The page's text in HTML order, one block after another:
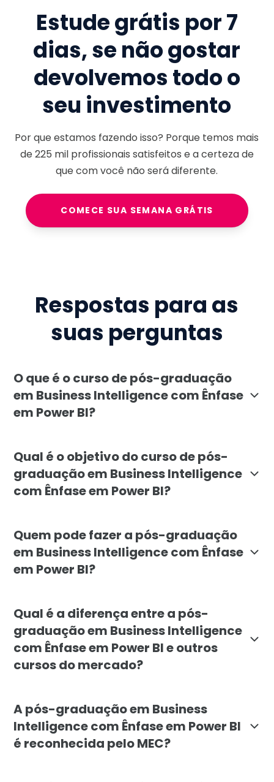
Estude grátis por 7
dias, se não gostar
devolvemos todo o
seu investimento
Por que estamos fazendo isso? Porque temos mais
de225 milprofissionais satisfeitos e a certeza de
que com você não será diferente.
COMECE SUA SEMANA GRÁTIS
Respostas para as
suas perguntas
O que é o curso de pós-graduação
em Business Intelligence com Ênfase
em Power BI?
Qual é o objetivo do curso de pós-
graduação em Business Intelligence
com Ênfase em Power BI?
Quem pode fazer a pós-graduação
em Business Intelligence com Ênfase
em Power BI?
Qual é a diferença entre a pós-
graduação em Business Intelligence
com Ênfase em Power BI e outros
cursos do mercado?
A pós-graduação em Business
Intelligence com Ênfase em Power BI
é reconhecida pelo MEC?